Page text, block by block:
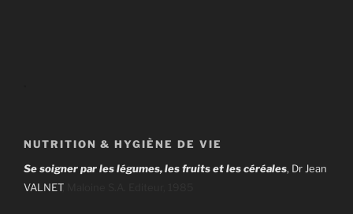
NUTRITION & HYGIÈNE DE VIE
Se soigner par les légumes, les fruits et les céréales, Dr Jean
VALNET, Maloine S.A. Editeur, 1985